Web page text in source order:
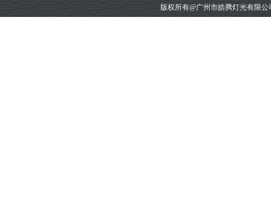
版权所有@广州市皓腾灯光有限